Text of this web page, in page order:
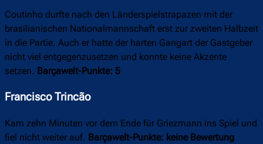
Coutinho durfte nach den Länderspielstrapazen mit der
brasilianischen Nationalmannschaft erst zur zweiten Halbzeit
in die Partie. Auch er hatte der harten Gangart der Gastgeber
nicht viel entgegenzusetzen und konnte keine Akzente
setzen. Barçawelt-Punkte: 5
Francisco Trincão
Kam zehn Minuten vor dem Ende für Griezmann ins Spiel und
fiel nicht weiter auf. Barçawelt-Punkte: keine Bewertung